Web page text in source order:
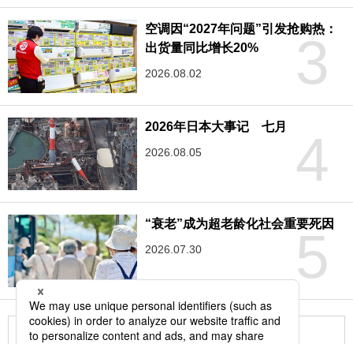
3
空调因“2027年问题”引发抢购热：
出货量同比增长20%
2026.08.02
4
2026年日本大事记 七月
2026.08.05
5
“衰老”成为超老龄化社会重要死因
2026.07.30
更多